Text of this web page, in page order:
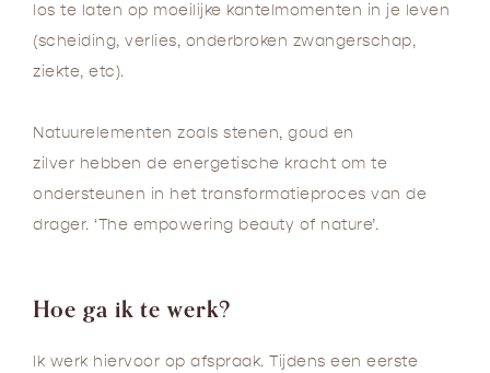
los te laten op moeilijke kantelmomenten in je leven
(scheiding, verlies, onderbroken zwangerschap,
ziekte, etc).
Natuurelementen zoals stenen, goud en
zilver hebben de energetische kracht om te
ondersteunen in het transformatieproces van de
drager. ‘The empowering beauty of nature’.
Hoe ga ik te werk?
Ik werk hiervoor op afspraak. Tijdens een eerste